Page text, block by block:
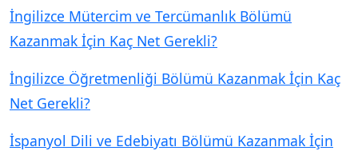
İngilizce Mütercim ve Tercümanlık Bölümü
Kazanmak İçin Kaç Net Gerekli?
İngilizce Öğretmenliği Bölümü Kazanmak İçin Kaç
Net Gerekli?
İspanyol Dili ve Edebiyatı Bölümü Kazanmak İçin